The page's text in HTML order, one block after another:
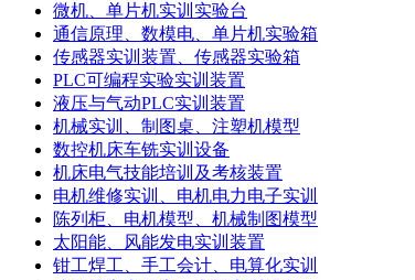
微机、单片机实训实验台
通信原理、数模电、单片机实验箱
传感器实训装置、传感器实验箱
PLC可编程实验实训装置
液压与气动PLC实训装置
机械实训、制图桌、注塑机模型
数控机床车铣实训设备
机床电气技能培训及考核装置
电机维修实训、电机电力电子实训
陈列柜、电机模型、机械制图模型
太阳能、风能发电实训装置
钳工焊工、手工会计、电算化实训